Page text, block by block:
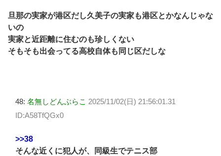
旦那の実家が港区だし久美子の実家も港区とかなんじゃな
いの
実家と近距離に住むのも珍しくない
そもそも出会ってる高校自体も同じ区だしな
48: 名無しどんぶらこ 2025/11/02(日) 21:56:01.31
ID:A58TfQGx0
>>38
そんな近くに犯人が、同級生でテニス部